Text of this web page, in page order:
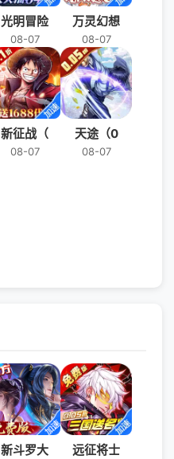
光明冒险
08-07
万灵幻想
08-07
新征战（
08-07
天途（0
08-07
新斗罗大 远征将士